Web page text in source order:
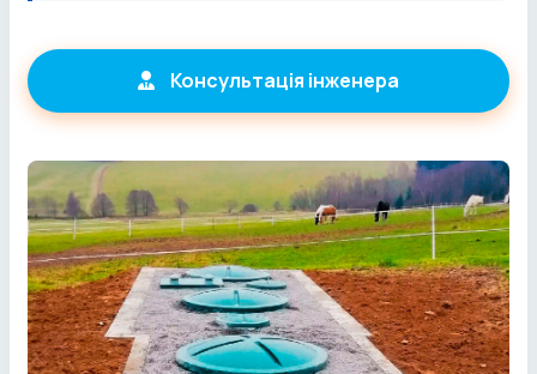
Консультація інженера